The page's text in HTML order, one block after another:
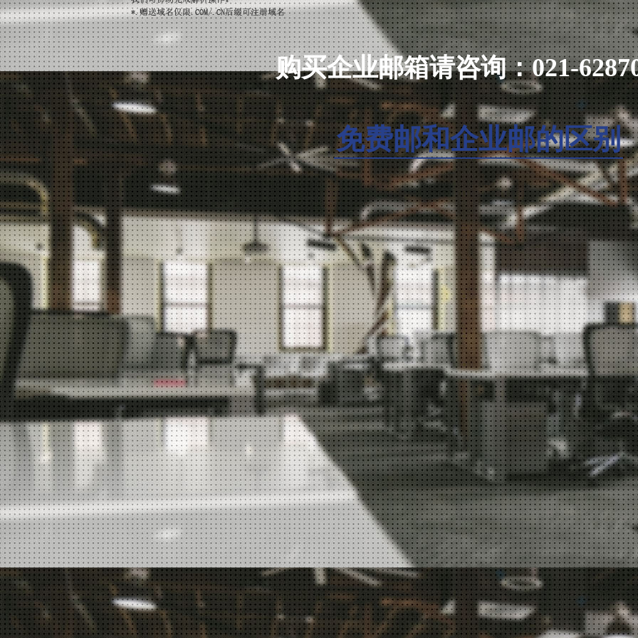
邮件阅后回执 支持
抄送/密送功能 支持
定时发信功能 支持
签名/企业名片功能 支持
企业公告信息显示 支持
地址本导入/导出(与Outlook兼容) 支持
第三方邮箱代收 支持
邮件跟踪 支持
邮件撤回 支持
手机邮箱安全保障功能 支持
微信收发 支持
安全邮件功能 支持
企业云盘 支持
189邮箱一键登录 支持
购买企业邮箱请咨询：021-
免费邮和企业邮的区别